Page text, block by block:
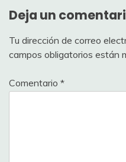
Deja un
Tu dirección de correo
campos obligatorios están
Comentario *